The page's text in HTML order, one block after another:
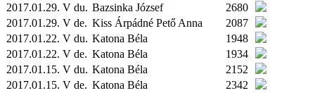
2017.01.29. V du. Bazsinka József
2680
2017.01.29. V de. Kiss Árpádné Pető Anna
2087
2017.01.22. V du. Katona Béla
1948
2017.01.22. V de. Katona Béla
1934
2017.01.15. V du. Katona Béla
2152
2017.01.15. V de. Katona Béla
2342